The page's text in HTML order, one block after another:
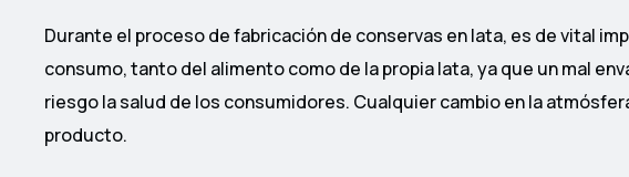
Durante el proceso de fabricación de conservas en lata, es de vital
consumo, tanto del alimento como de la propia lata, ya que un mal
riesgo la salud de los consumidores. Cualquier cambio en la
producto.